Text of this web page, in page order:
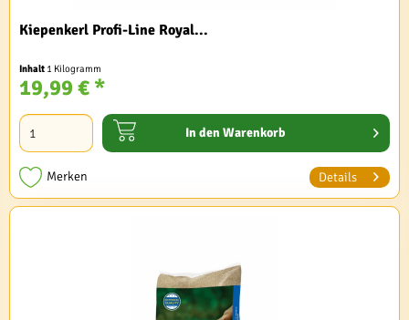
Kiepenkerl Profi-Line Royal...
Inhalt 1 Kilogramm
19,99 € *
In den Warenkorb
Merken Details